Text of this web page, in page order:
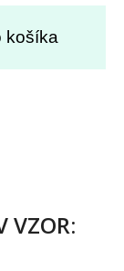
košíka
VZOR: